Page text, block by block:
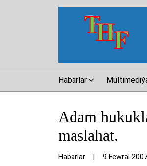
Habarlar
Adam
maslahat.
Habarlar 9 Fewral 2007